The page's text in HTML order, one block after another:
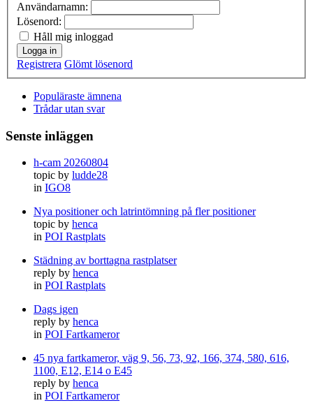
Användarnamn:
Lösenord:
Håll mig inloggad
Logga in
Registrera Glömt lösenord
Populäraste ämnena
Trådar utan svar
Senste inläggen
h-cam 20260804
topic by ludde28
in IGO8
Nya positioner och latrintömning på fler positioner
topic by henca
in POI Rastplats
Städning av borttagna rastplatser
reply by henca
in POI Rastplats
Dags igen
reply by henca
in POI Fartkameror
45 nya fartkameror, väg 9, 56, 73, 92, 166, 374, 580, 616,
1100, E12, E14 o E45
reply by henca
in POI Fartkameror